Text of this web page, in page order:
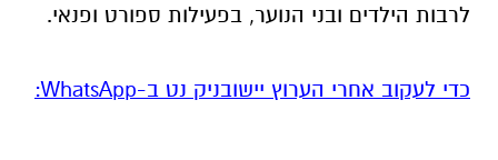
לרבות הילדים ובני הנוער, בפעילות ספורט ופנאי.
‏כדי לעקוב אחרי הערוץ יישובניק נט ב-WhatsApp:‏‏‏